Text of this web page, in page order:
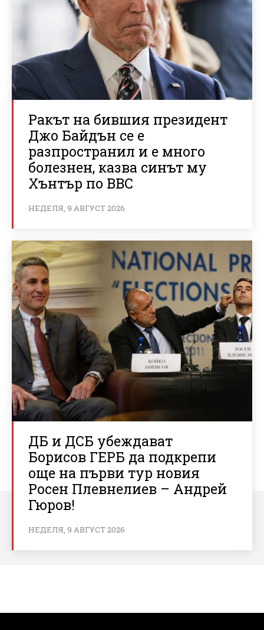
Ракът на бившия президент
Джо Байдън се е
разпространил и е много
болезнен, казва синът му
Хънтър по BBC
НЕДЕЛЯ, 9 АВГУСТ 2026
ДБ и ДСБ убеждават
Борисов ГЕРБ да подкрепи
още на първи тур новия
Росен Плевнелиев – Андрей
Гюров!
НЕДЕЛЯ, 9 АВГУСТ 2026